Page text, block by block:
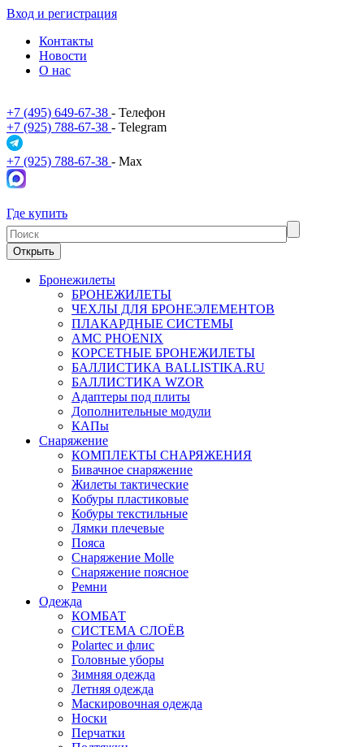
Вход и регистрация
Контакты
Новости
О нас
+7 (495) 649-67-38 - Телефон
+7 (925) 788-67-38 - Telegram
+7 (925) 788-67-38 - Max
Где купить
Открыть
Бронежилеты
БРОНЕЖИЛЕТЫ
ЧЕХЛЫ ДЛЯ БРОНЕЭЛЕМЕНТОВ
ПЛАКАРДНЫЕ СИСТЕМЫ
АМС PHOENIX
КОРСЕТНЫЕ БРОНЕЖИЛЕТЫ
БАЛЛИСТИКА BALLISTIKA.RU
БАЛЛИСТИКА WZOR
Адаптеры под плиты
Дополнительные модули
КАПы
Снаряжение
КОМПЛЕКТЫ СНАРЯЖЕНИЯ
Бивачное снаряжение
Жилеты тактические
Кобуры пластиковые
Кобуры текстильные
Лямки плечевые
Пояса
Снаряжение Molle
Снаряжение поясное
Ремни
Одежда
КОМБАТ
СИСТЕМА СЛОЁВ
Polartec и флис
Головные уборы
Зимняя одежда
Летняя одежда
Маскировочная одежда
Носки
Перчатки